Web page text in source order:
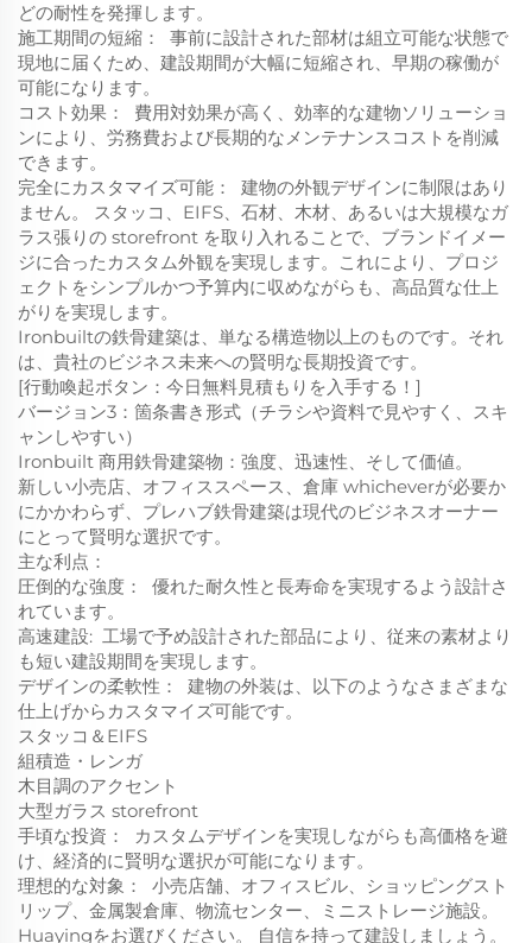
どの耐性を発揮します。
施工期間の短縮：
事前に設計された部材は組立可能な状態で
現地に届くため、建設期間が大幅に短縮され、早期の稼働が
可能になります。
コスト効果：
費用対効果が高く、効率的な建物ソリューショ
ンにより、労務費および長期的なメンテナンスコストを削減
できます。
完全にカスタマイズ可能：
建物の外観デザインに制限はあり
ません。 スタッコ、EIFS、石材、木材、あるいは大規模なガ
ラス張りの storefront を取り入れることで、ブランドイメー
ジに合ったカスタム外観を実現します。これにより、プロジ
ェクトをシンプルかつ予算内に収めながらも、高品質な仕上
がりを実現します。
Ironbuiltの鉄骨建築は、単なる構造物以上のものです。それ
は、貴社のビジネス未来への賢明な長期投資です。
[行動喚起ボタン：今日無料見積もりを入手する！]
バージョン3：箇条書き形式（チラシや資料で見やすく、スキ
ャンしやすい）
Ironbuilt 商用鉄骨建築物：強度、迅速性、そして価値。
新しい小売店、オフィススペース、倉庫 whicheverが必要か
にかかわらず、プレハブ鉄骨建築は現代のビジネスオーナー
にとって賢明な選択です。
主な利点：
圧倒的な強度：
優れた耐久性と長寿命を実現するよう設計さ
れています。
高速建設: 工場で予め設計された部品により、従来の素材より
も短い建設期間を実現します。
デザインの柔軟性：
建物の外装は、以下のようなさまざまな
仕上げからカスタマイズ可能です。
スタッコ＆EIFS
組積造・レンガ
木目調のアクセント
大型ガラス storefront
手頃な投資：
カスタムデザインを実現しながらも高価格を避
け、経済的に賢明な選択が可能になります。
理想的な対象：
小売店舗、オフィスビル、ショッピングスト
リップ、金属製倉庫、物流センター、ミニストレージ施設。
Huayingをお選びください。
自信を持って建設しましょう。